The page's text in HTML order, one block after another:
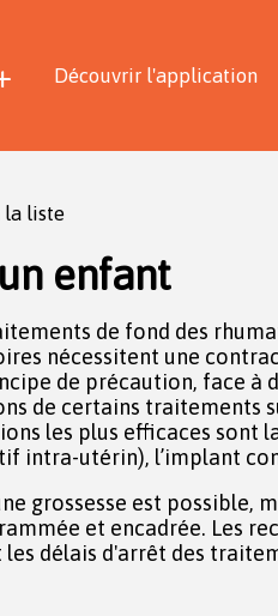
Découvrir l'application
la liste
enfant
de fond des
nécessitent une
de précaution, face à
de certains traitements
les plus efficaces sont
intra-utérin), l’implant
grossesse est possible,
et encadrée. Les
les délais d'arrêt des